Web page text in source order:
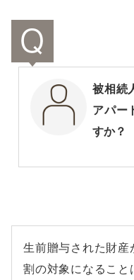
被相続
アパー
すか？
生前贈与された財産
割の対象になること